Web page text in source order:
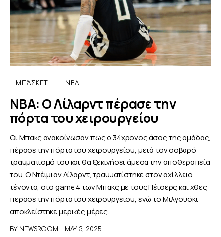
ΜΠΆΣΚΕΤ NBA
NBA: Ο Λίλαρντ πέρασε την
πόρτα του χειρουργείου
Οι Μπακς ανακοίνωσαν πως ο 34χρονος άσος της ομάδας,
πέρασε την πόρτα του χειρουργείου, μετά τον σοβαρό
τραυματισμό του και θα ξεκινήσει άμεσα την αποθεραπεία
του. Ο Ντέιμιαν Λίλαρντ, τραυματίστηκε στον αχίλλειο
τένοντα, στο game 4 των Μπακς με τους Πέισερς και χθες
πέρασε την πόρτα του χειρουργειου, ενώ το Μιλγουόκι
αποκλείστηκε μερικές μέρες…
BY NEWSROOM MAY 3, 2025